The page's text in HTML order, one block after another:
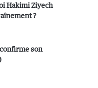
Hakimi Ziyech
?
son